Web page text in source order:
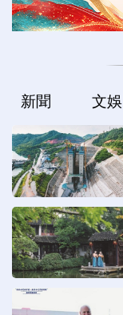
新聞 文娛